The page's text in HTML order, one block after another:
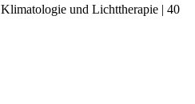
und Lichttherapie | 40